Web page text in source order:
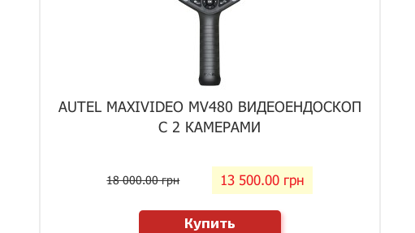
AUTEL MAXIVIDEO MV480 ВИДЕОЕНДОСКОП
С 2 КАМЕРАМИ
18 000.00 грн 13 500.00 грн
Купить